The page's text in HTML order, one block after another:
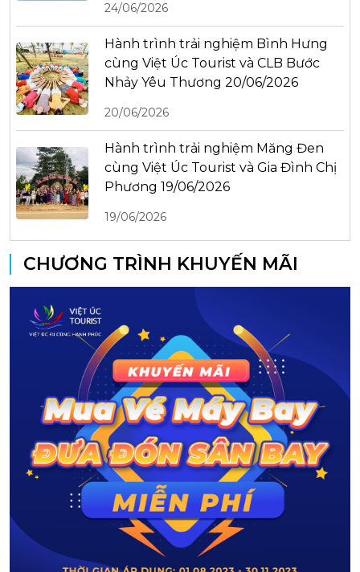
24/06/2026
Hành trình trải nghiệm Bình Hưng
cùng Việt Úc Tourist và CLB Bước
Nhảy Yêu Thương 20/06/2026
20/06/2026
Hành trình trải nghiệm Măng Đen
cùng Việt Úc Tourist và Gia Đình Chị
Phương 19/06/2026
19/06/2026
CHƯƠNG TRÌNH KHUYẾN MÃI